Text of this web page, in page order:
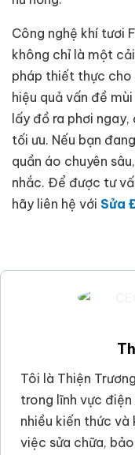
Công nghệ khí tươi
không chỉ là một
pháp thiết thực cho
hiệu quả vấn đề
lấy đồ ra phơi
tối ưu. Nếu bạn
quần áo chuyên
nhắc. Để được tư
hãy liên hệ với Sửa
Tôi là Thiện
trong lĩnh vực
nhiều kiến thức và
việc sửa chữa,